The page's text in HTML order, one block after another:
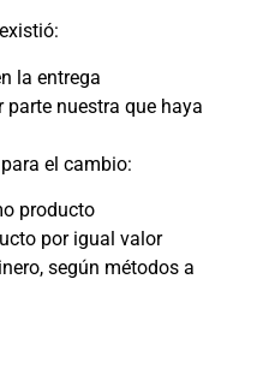
la entrega
nuestra que haya
el cambio:
producto
por igual valor
según métodos a